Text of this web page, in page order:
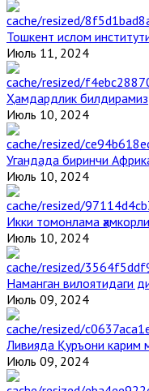
Тошкент ислом
Июль 11, 2024
Ҳамдардлик билдирамиз
Июль 10, 2024
Угандада биринчи
Июль 10, 2024
Икки томонлама
Июль 10, 2024
Наманган вилоятидаги
Июль 09, 2024
Ливияда Қуръони карим
Июль 09, 2024